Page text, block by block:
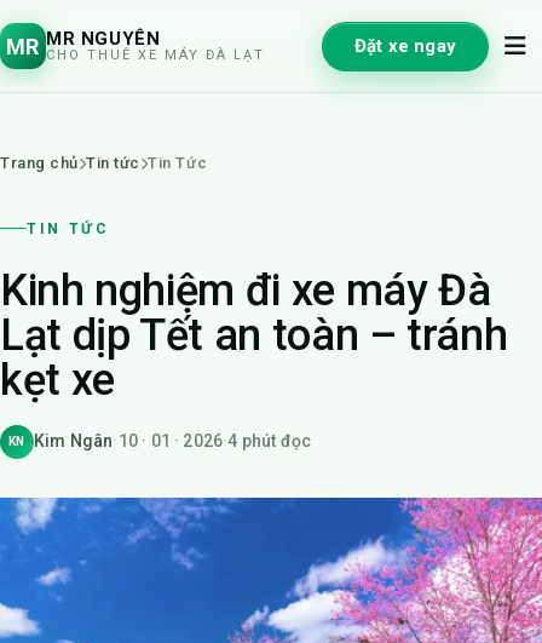
MR MR NGUYÊN
CHO THUÊ XE MÁY ĐÀ LẠT Đặt xe ngay
Trang chủ Tin tức Tin Tức
TIN TỨC
Kinh nghiệm đi xe máy Đà
Lạt dịp Tết an toàn – tránh
kẹt xe
KN Kim Ngân·10 · 01 · 2026·4 phút đọc